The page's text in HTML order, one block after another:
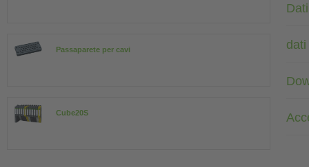
Passaparete per cavi
Cube20S